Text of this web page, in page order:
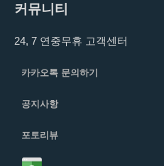
커뮤니티
24, 7 연중무휴 고객센터
카카오톡 문의하기
공지사항
포토리뷰